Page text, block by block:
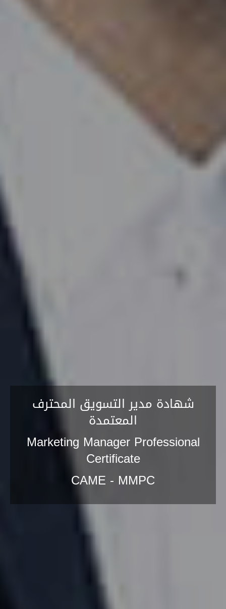
شهادة مدير التسويق المحترف
المعتمدة
Marketing Manager Professional
Certificate
CAME - MMPC